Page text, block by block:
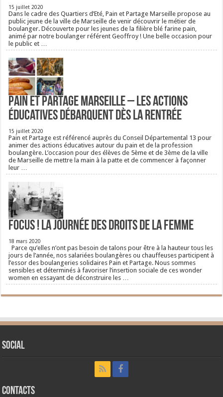
15 juillet 2020
Dans le cadre des Quartiers d’Eté, Pain et Partage Marseille propose au
public jeune de la ville de Marseille de venir découvrir le métier de
boulanger. Découverte pour les jeunes de la filière blé farine pain,
animé par notre boulanger référent Geoffroy ! Une belle occasion pour
le public et …
Pain et Partage Marseille – Les actions
éducatives débarquent dès la rentrée
15 juillet 2020
Pain et Partage est référencé auprès du Conseil Départemental 13 pour
animer des actions éducatives autour du pain et de la profession
boulangère. L’occasion pour des élèves de 5ème et de 3ème de la ville
de Marseille de mettre la main à la patte et de commencer à façonner
leur …
FOCUS ! La journée des droits de la femme
18 mars 2020
Parce qu’elles n’ont pas besoin de talons pour être à la hauteur tous les
jours de l’année, nos salariées boulangères ou chauffeuses participent à
l’essor des boulangeries solidaires Pain et Partage. Nous sommes
sensibles et déterminés à favoriser l’insertion sociale de ces wonder
women en essayant de déconstruire les …
Social
CONTACTS